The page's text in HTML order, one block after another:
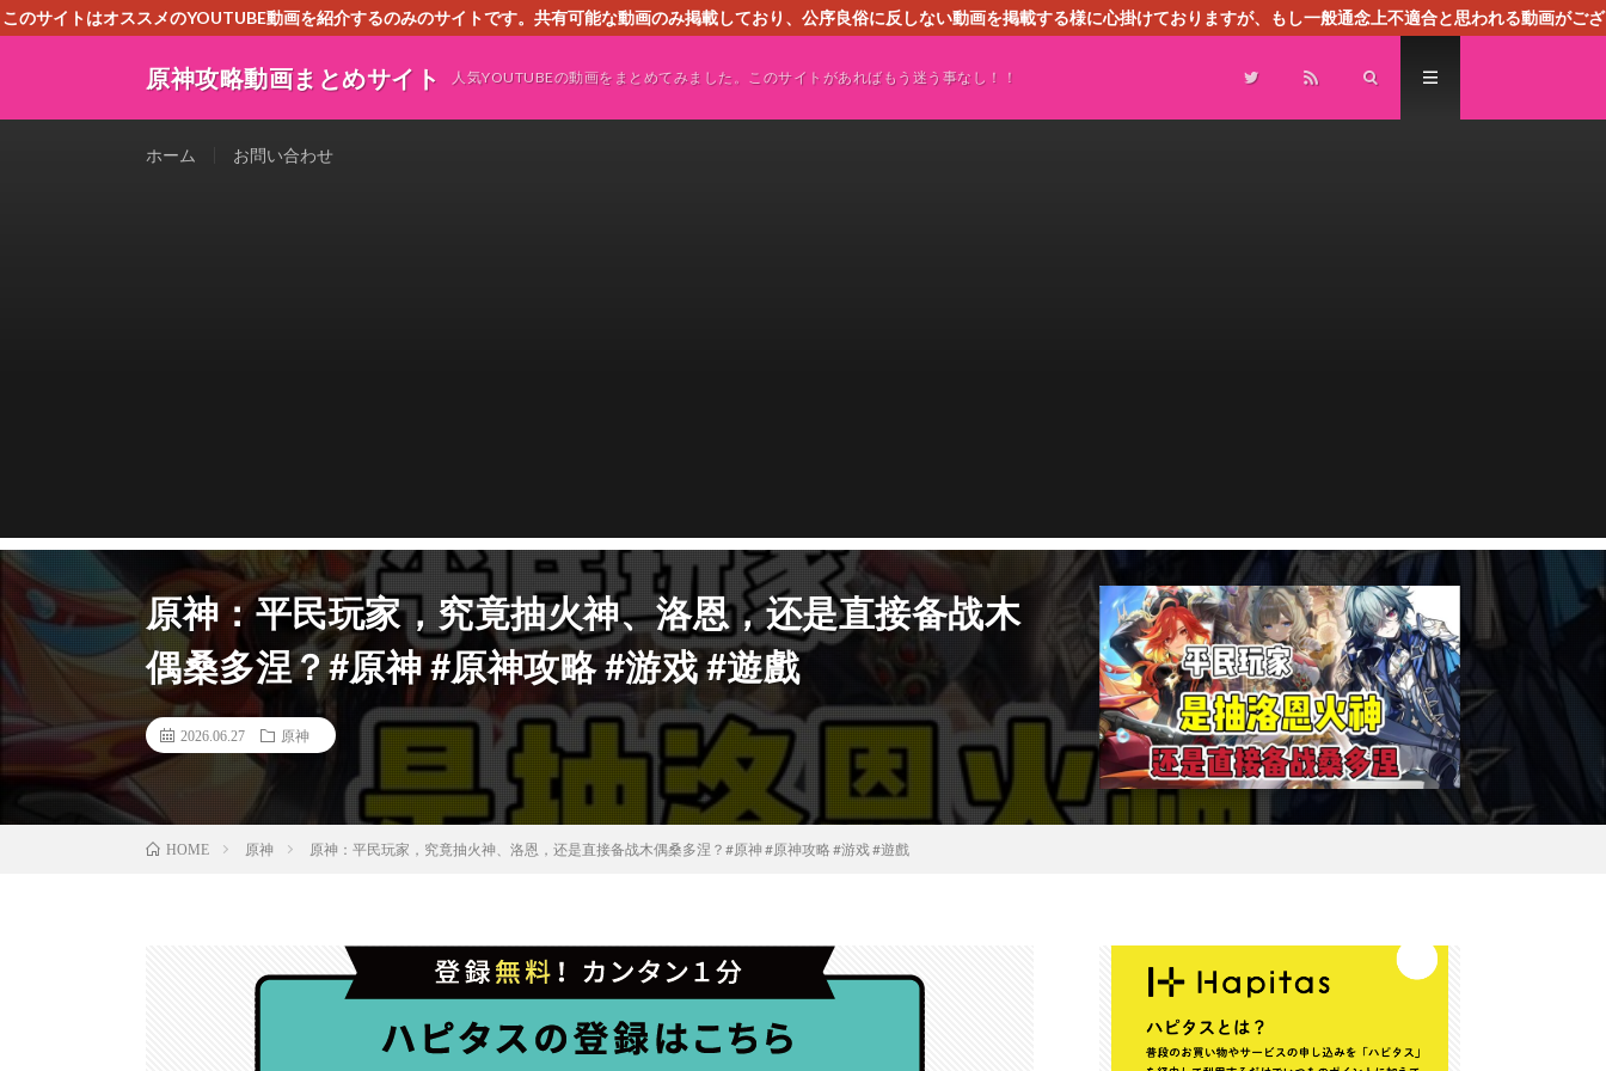
このサイトはオススメのYOUTUBE動画を紹介するのみのサイトです。共有可能な動画のみ掲載しており、公序良俗に反しない動画を掲載する様に心掛けておりますが、もし一般通念上不適合と思われる動画がござ
原神攻略動画まとめサイト 人気YOUTUBEの動画をまとめてみました。このサイトがあればもう迷う事なし！！
ホーム お問い合わせ
原神：平民玩家，究竟抽火神、洛恩，还是直接备战木
偶桑多涅？#原神 #原神攻略 #游戏 #遊戲
2026.06.27 原神
HOME 原神 原神：平民玩家，究竟抽火神、洛恩，还是直接备战木偶桑多涅？#原神 #原神攻略 #游戏 #遊戲